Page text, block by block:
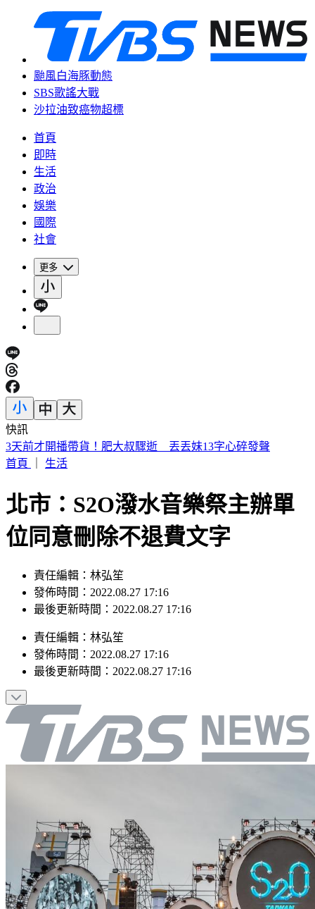
颱風白海豚動態
SBS歌謠大戰
沙拉油致癌物超標
首頁
即時
生活
政治
娛樂
國際
社會
更多
快訊
南港LaLaport 鷹架掉落砸傷人 北市建管處開罰30萬
首頁
生活
北市：S2O潑水音樂祭主辦單
位同意刪除不退費文字
責任編輯：林弘笙
發佈時間：2022.08.27 17:16
最後更新時間：2022.08.27 17:16
責任編輯 ： 林弘笙
發佈時間： 2022.08.27 17:16
最後更新時間： 2022.08.27 17:16